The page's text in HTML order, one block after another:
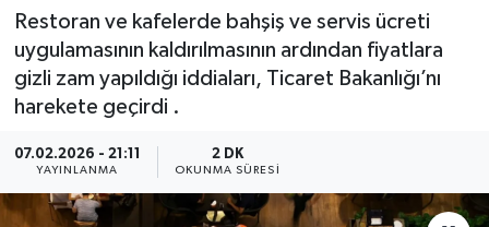
Restoran ve kafelerde bahşiş ve servis ücreti
uygulamasının kaldırılmasının ardından fiyatlara
gizli zam yapıldığı iddiaları, Ticaret Bakanlığı’nı
harekete geçirdi .
07.02.2026 - 21:11
YAYINLANMA
2 DK
OKUNMA SÜRESI
KÜLTÜR SANAT
MAGAZİN
YEREL